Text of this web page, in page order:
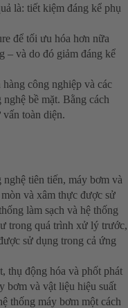
là: tiết kiệm đáng kể phụ
để tối ưu hóa hơn nữa
– và do đó giảm đáng kể
công nghiệp và các
bề mặt. Bằng cách
toàn diện.
tiên tiến, máy bơm và
và xâm thực được sử
làm sạch và hệ thống
trong quá trình xử lý trước,
sử dụng trong cả ứng
thụ động hóa và phốt phát
bơm và vật liệu hiệu suất
thống máy bơm một cách